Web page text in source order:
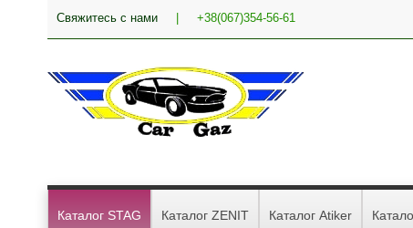
Свяжитесь с нами +38(067)354-56-61
Каталог STAG Каталог ZENIT Каталог Atiker